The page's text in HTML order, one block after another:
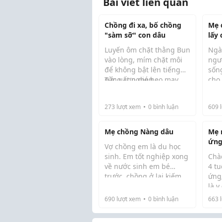
Chồng đi xa, bố chồng
"sàm sỡ" con dâu
Luyến ôm chặt thằng Bun
vào lòng, mím chặt môi
để không bật lên tiếng
nấc uất nghẹn.
Từng cơn gió heo may
trời đêm miền sơn cước
đạm,...
273 lượt xem 0 bình luận
Mẹ
lấy
609
Mẹ chồng Nàng dâu
Vợ chồng em là du học
sinh. Em tốt nghiệp xong
về nước sinh em bé
trước, chồng ở lại kiếm
rồi cũng về. Trước khi
chăm cháu (bà buôn bán
690 lượt xem 0 bình luận
Mẹ
khi
4
là y
vì
rút
663